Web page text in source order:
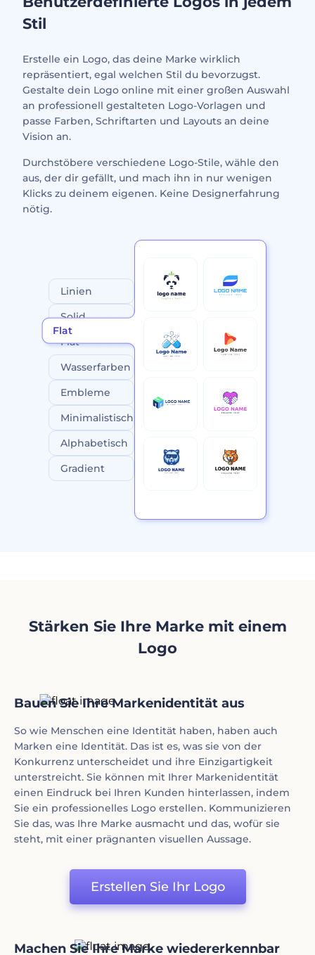
Stil
Erstelle ein Logo, das deine Marke wirklich
repräsentiert, egal welchen Stil du bevorzugst.
Gestalte dein Logo online mit einer großen Auswahl
an professionell gestalteten Logo-Vorlagen und
passe Farben, Schriftarten und Layouts an deine
Vision an.
Durchstöbere verschiedene Logo-Stile, wähle den
aus, der dir gefällt, und mach ihn in nur wenigen
Klicks zu deinem eigenen. Keine Designerfahrung
nötig.
Linien
Solid
Flat
Wasserfarben
Embleme
Minimalistisch
Alphabetisch
Gradient
Flat
Stärken Sie Ihre Marke mit einem
Logo
Bauen Sie Ihre Markenidentität aus
So wie Menschen eine Identität haben, haben auch
Marken eine Identität. Das ist es, was sie von der
Konkurrenz unterscheidet und ihre Einzigartigkeit
unterstreicht. Sie können mit Ihrer Markenidentität
einen Eindruck bei Ihren Kunden hinterlassen, indem
Sie ein professionelles Logo erstellen. Kommunizieren
Sie das, was Ihre Marke ausmacht und das, wofür sie
steht, mit einer prägnanten visuellen Aussage.
Erstellen Sie Ihr Logo
Machen Sie Ihre Marke wiedererkennbar